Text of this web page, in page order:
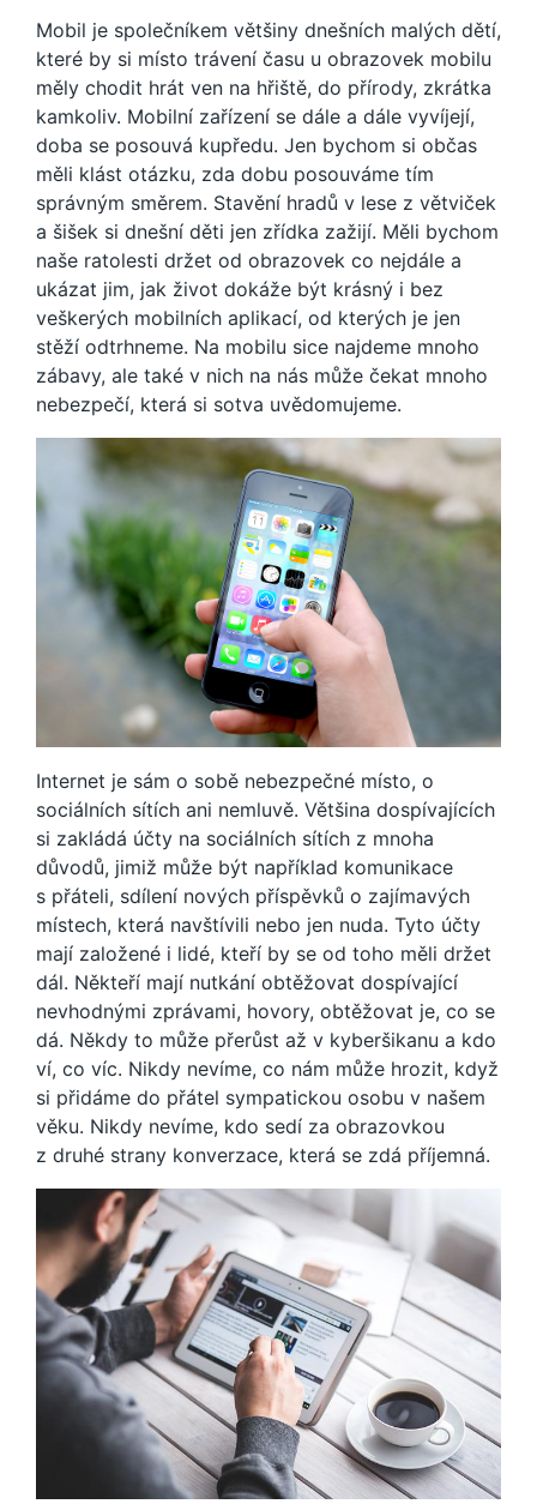
Mobil je společníkem většiny dnešních malých dětí,
které by si místo trávení času u obrazovek mobilu
měly chodit hrát ven na hřiště, do přírody, zkrátka
kamkoliv. Mobilní zařízení se dále a dále vyvíjejí,
doba se posouvá kupředu. Jen bychom si občas
měli klást otázku, zda dobu posouváme tím
správným směrem. Stavění hradů v lese z větviček
a šišek si dnešní děti jen zřídka zažijí. Měli bychom
naše ratolesti držet od obrazovek co nejdále a
ukázat jim, jak život dokáže být krásný i bez
veškerých mobilních aplikací, od kterých je jen
stěží odtrhneme. Na mobilu sice najdeme mnoho
zábavy, ale také v nich na nás může čekat mnoho
nebezpečí, která si sotva uvědomujeme.
Internet je sám o sobě nebezpečné místo, o
sociálních sítích ani nemluvě. Většina dospívajících
si zakládá účty na sociálních sítích z mnoha
důvodů, jimiž může být například komunikace
s přáteli, sdílení nových příspěvků o zajímavých
místech, která navštívili nebo jen nuda. Tyto účty
mají založené i lidé, kteří by se od toho měli držet
dál. Někteří mají nutkání obtěžovat dospívající
nevhodnými zprávami, hovory, obtěžovat je, co se
dá. Někdy to může přerůst až v kyberšikanu a kdo
ví, co víc. Nikdy nevíme, co nám může hrozit, když
si přidáme do přátel sympatickou osobu v našem
věku. Nikdy nevíme, kdo sedí za obrazovkou
z druhé strany konverzace, která se zdá příjemná.